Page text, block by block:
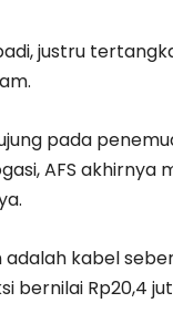
justru
pada
AFS akhirnya
kabel
bernilai Rp20,4